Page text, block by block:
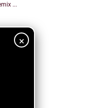
×
...